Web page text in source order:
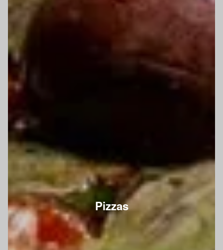
Pizzas